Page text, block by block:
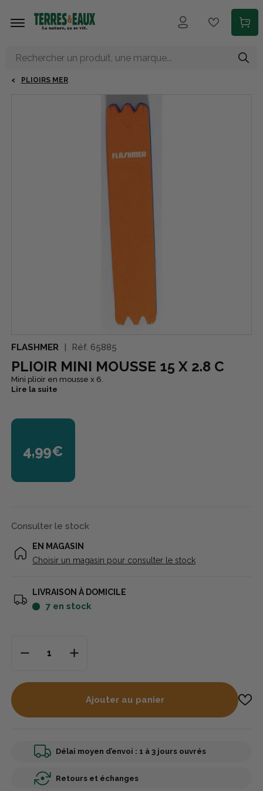
PLIOIRS MER
FLASHMER Réf. 65885
PLIOIR MINI MOUSSE 15 X 2.8 C
Mini plioir en mousse x 6.
Lire la suite
4,99€
Consulter le stock
EN MAGASIN
Choisir un magasin pour consulter le stock
LIVRAISON À DOMICILE
7 en stock
Ajouter au panier
Délai moyen d’envoi : 1 à 3 jours ouvrés
Retours et échanges